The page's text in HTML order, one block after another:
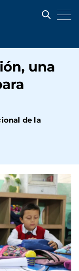
una
de la